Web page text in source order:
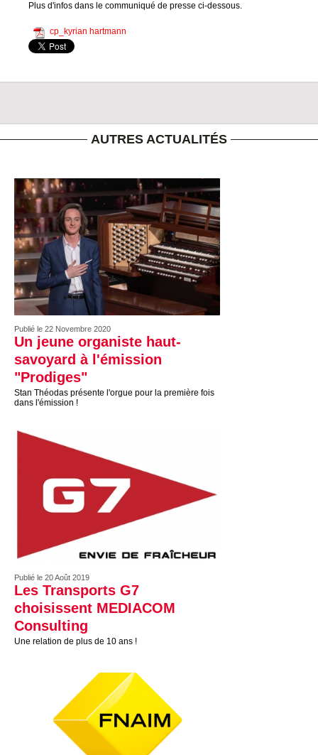
Plus d'infos dans le communiqué de presse ci-dessous.
cp_kyrian hartmann
AUTRES ACTUALITÉS
Publié le 22 Novembre 2020
Un jeune organiste haut-
savoyard à l'émission
"Prodiges"
Stan Théodas présente l'orgue pour la première fois
dans l'émission !
Publié le 20 Août 2019
Les Transports G7
choisissent MEDIACOM
Consulting
Une relation de plus de 10 ans !